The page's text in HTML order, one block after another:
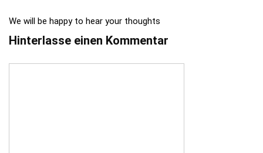
We will be happy to hear your thoughts
Hinterlasse einen Kommentar